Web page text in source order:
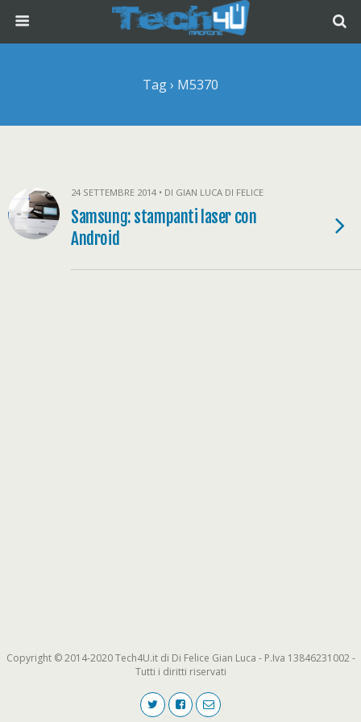
Tag › M5370
24 SETTEMBRE 2014 • DI GIAN LUCA DI FELICE
Samsung: stampanti laser con
Android
Copyright © 2014-2020 Tech4U.it di Di Felice Gian Luca - P.Iva 13846231002 -
Tutti i diritti riservati